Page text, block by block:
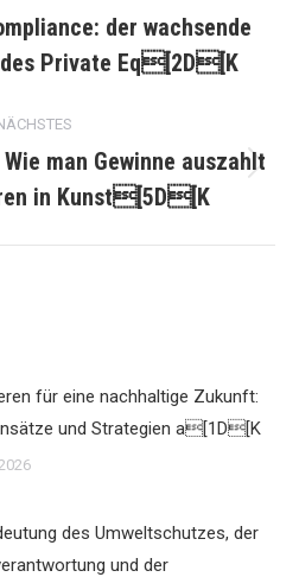
Beitrag:
der wachsende
Private Eq[2D[K
Beitrag:
man Gewinne auszahlt
in Kunst[5D[K
für eine nachhaltige Zukunft:
und Strategien a[1D[K
des Umweltschutzes, der
und der